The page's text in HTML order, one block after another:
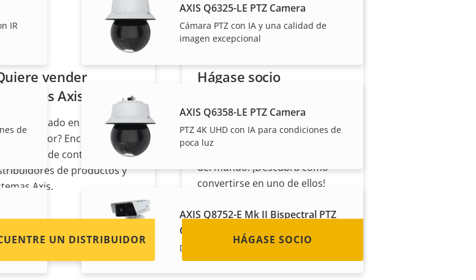
IR
AXIS Q6325-LE PTZ Camera
Cámara PTZ con IA y una calidad de
imagen excepcional
de
AXIS Q6358-LE PTZ Camera
PTZ 4K UHD con IA para condiciones de
poca luz
AXIS Q8752-E Mk II Bispectral PTZ
Camera
Detección térmica y verificación visual
vender
Axis?
interesado en convertirse
revendedor? Encuentre
de contacto de
de productos y
Axis.
UN DISTRIBUIDOR
Hágase socio
distribuidor, integrador de
sistemas o instalador? Tenemos
del mundo. ¡Descubra cómo
convertirse en uno de ellos!
HÁGASE SOCIO